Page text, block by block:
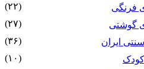
فرنگی
(۲۲)
گوشتی
(۲۷)
ایران
(۳۶)
(۱۰)